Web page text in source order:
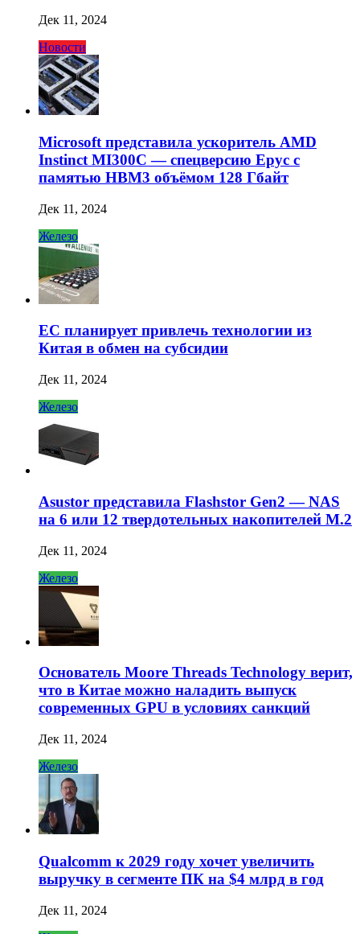
Дек 11, 2024
Новости
Microsoft представила ускоритель AMD
Instinct MI300C — спецверсию Epyc с
памятью HBM3 объёмом 128 Гбайт
Дек 11, 2024
Железо
ЕС планирует привлечь технологии из
Китая в обмен на субсидии
Дек 11, 2024
Железо
Asustor представила Flashstor Gen2 — NAS
на 6 или 12 твердотельных накопителей M.2
Дек 11, 2024
Железо
Основатель Moore Threads Technology верит,
что в Китае можно наладить выпуск
современных GPU в условиях санкций
Дек 11, 2024
Железо
Qualcomm к 2029 году хочет увеличить
выручку в сегменте ПК на $4 млрд в год
Дек 11, 2024